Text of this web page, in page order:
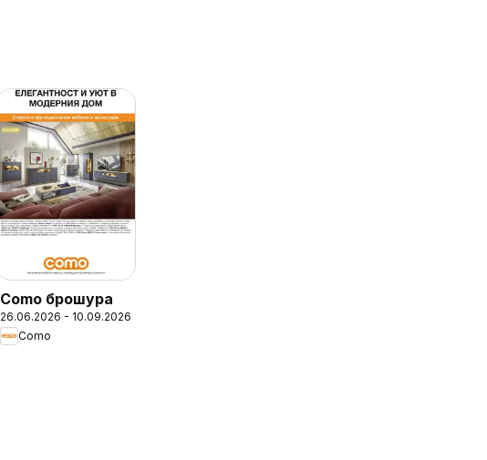
Como брошура
26.06.2026 - 10.09.2026
Como